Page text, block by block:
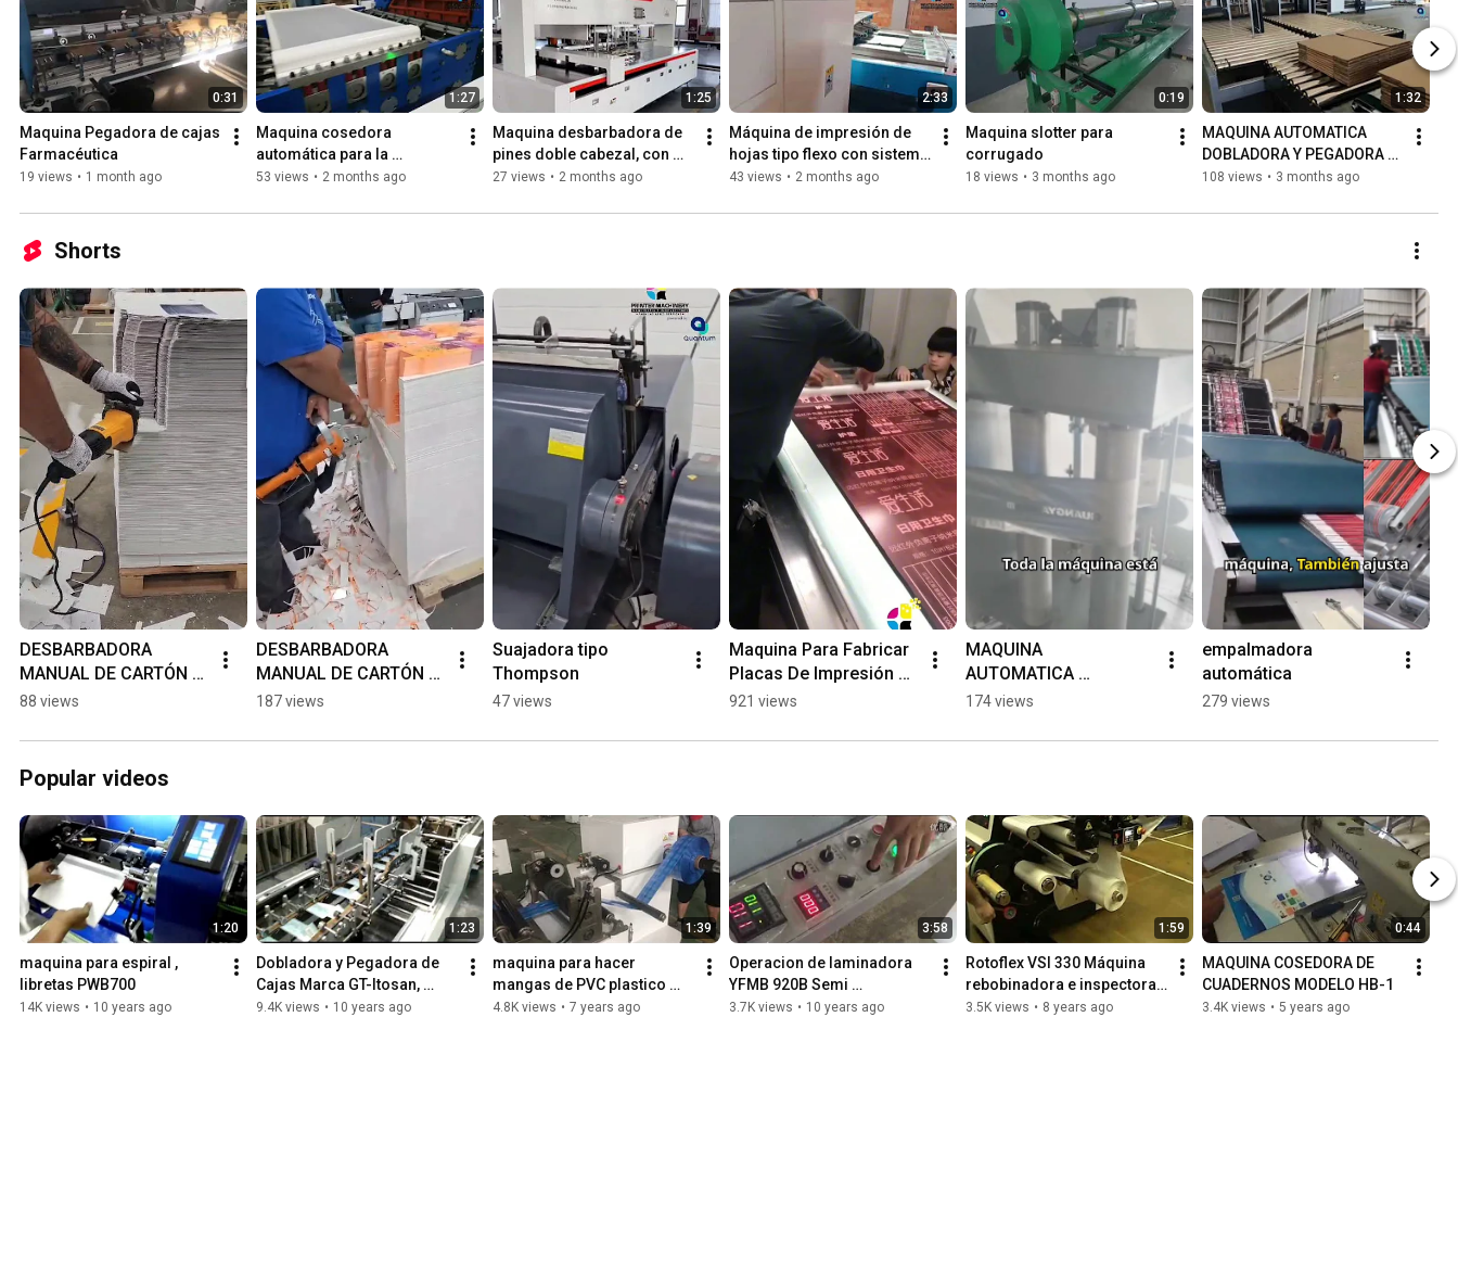
0:31
Maquina Pegadora de cajas
Farmacéutica
19 views • 1 month ago
1:27
Maquina cosedora
automática para la
fabricación de cuadernos y
53 views • 2 months ago
1:25
Maquina desbarbadora de
pines doble cabezal, con
bandas recolectoras
27 views • 2 months ago
2:33
Máquina de impresión de
hojas tipo flexo con sistema
de encuadernado
43 views • 2 months ago
0:19
Maquina slotter para
corrugado
18 views • 3 months ago
1:32
MAQUINA AUTOMATICA
DOBLADORA Y PEGADORA
DE CAJAS DE CARTÓN
108 views • 3 months ago
Shorts
DESBARBADORA
MANUAL DE CARTÓN
ELÉCTRICA.
88 views
DESBARBADORA
MANUAL DE CARTÓN
NEUMÁTICA
187 views
Suajadora tipo
Thompson
47 views
Maquina Para Fabricar
Placas De Impresión
Flexográfica
921 views
MAQUINA
AUTOMATICA
TROQUELADO Y
174 views
empalmadora
automática
279 views
Popular videos
1:20
maquina para espiral ,
libretas PWB700
14K views • 10 years ago
1:23
Dobladora y Pegadora de
Cajas Marca GT-Itosan,
Modelo GDHH-1200
9.4K views • 10 years ago
1:39
maquina para hacer
mangas de PVC plastico
modelo ACHZ 300
4.8K views • 7 years ago
3:58
Operacion de laminadora
YFMB 920B Semi
automatica
3.7K views • 10 years ago
1:59
Rotoflex VSI 330 Máquina
rebobinadora e inspectora
para etiquetas
3.5K views • 8 years ago
0:44
MAQUINA COSEDORA DE
CUADERNOS MODELO HB-1
3.4K views • 5 years ago